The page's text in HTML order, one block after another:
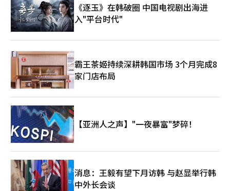
《逐玉》在韩破圈 中国电视剧出海进
入"平台时代"
霸王茶姬持续深耕韩国市场 3个月完成8
家门店布局
【亚洲人之声】"一夜暴富"梦碎！
消息：王毅有望下月访韩 与赵显举行韩
中外长会谈